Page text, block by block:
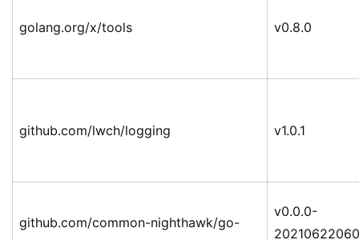
golang.org/x/tools v0.8.0
github.com/lwch/logging v1.0.1
github.com/common-nighthawk/go-
v0.0.0-